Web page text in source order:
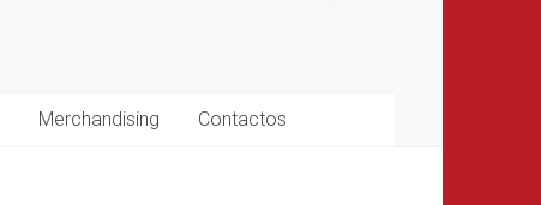
Merchandising Contactos